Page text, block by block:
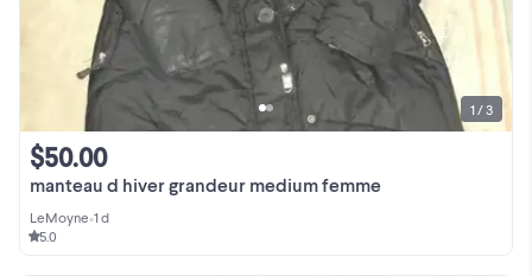
manteau d hiver grandeur medium femme
$50.00
LeMoyne•1 d
5.0
1 / 3